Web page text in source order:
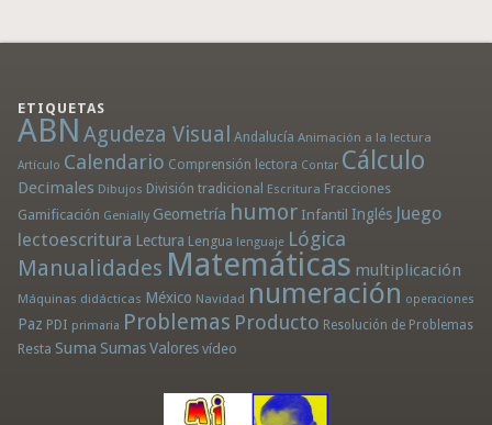
ETIQUETAS
ABN Agudeza Visual Andalucía Animación a la lectura
Artículo Calendario Comprensión lectora Contar Cálculo
Decimales Dibujos División tradicional Escritura Fracciones
Gamificación Genially Geometría humor Infantil Inglés Juego
lectoescritura Lectura Lengua lenguaje Lógica
Manualidades Matemáticas multiplicación
Máquinas didácticas México Navidad numeración operaciones
Paz PDI primaria Problemas Producto Resolución de Problemas
Resta Suma Sumas Valores vídeo